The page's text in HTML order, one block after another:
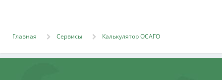
Главная Сервисы Калькулятор ОСАГО